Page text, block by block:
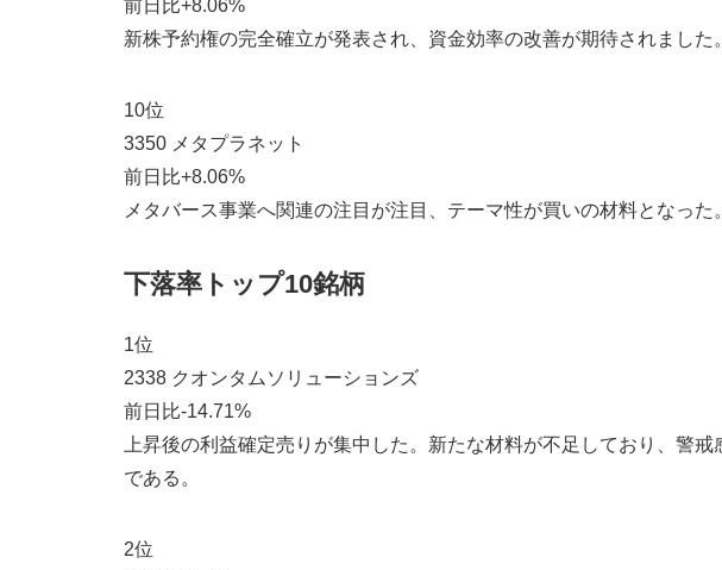
前日比+8.06%
新株予約権の完全確立が発表され、資金効率の改善が期待されました。
10位
3350 メタプラネット
前日比+8.06%
メタバース事業へ関連の注目が注目、テーマ性が買いの材料となった。
下落率トップ10銘柄
1位
2338 クオンタムソリューションズ
前日比-14.71%
上昇後の利益確定売りが集中した。新たな材料が不足しており、警
である。
2位